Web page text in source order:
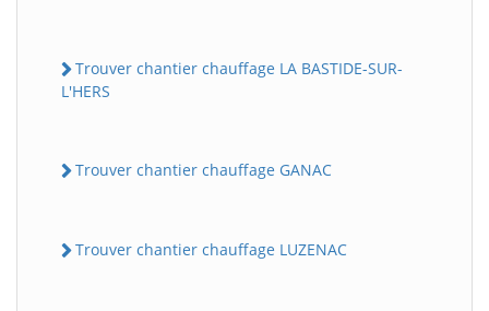
Trouver chantier chauffage LA BASTIDE-SUR-
L'HERS
Trouver chantier chauffage GANAC
Trouver chantier chauffage LUZENAC